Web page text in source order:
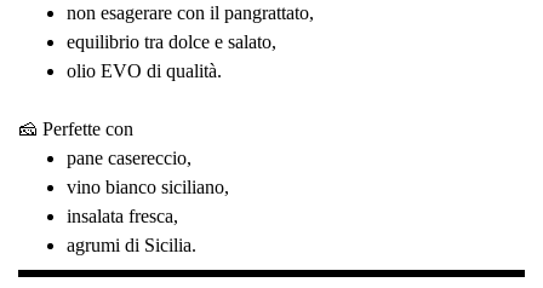
non esagerare con il pangrattato,
equilibrio tra dolce e salato,
olio EVO di qualità.
🧀 Perfette con
pane casereccio,
vino bianco siciliano,
insalata fresca,
agrumi di Sicilia.